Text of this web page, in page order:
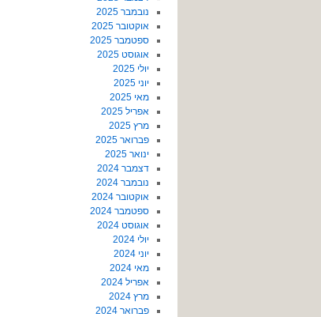
נובמבר 2025
אוקטובר 2025
ספטמבר 2025
אוגוסט 2025
יולי 2025
יוני 2025
מאי 2025
אפריל 2025
מרץ 2025
פברואר 2025
ינואר 2025
דצמבר 2024
נובמבר 2024
אוקטובר 2024
ספטמבר 2024
אוגוסט 2024
יולי 2024
יוני 2024
מאי 2024
אפריל 2024
מרץ 2024
פברואר 2024